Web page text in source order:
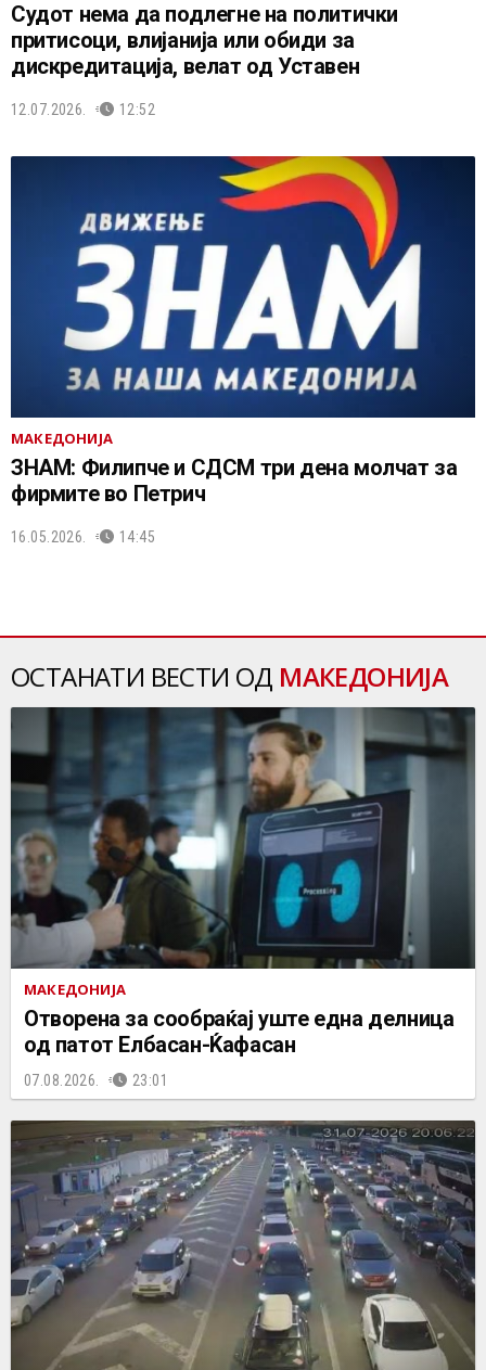
Судот нема да подлегне на политички
притисоци, влијанија или обиди за
дискредитација, велат од Уставен
12.07.2026. 12:52
МАКЕДОНИЈА
ЗНАМ: Филипче и СДСМ три дена молчат за
фирмите во Петрич
16.05.2026. 14:45
ОСТАНАТИ ВЕСТИ ОД МАКЕДОНИЈА
МАКЕДОНИЈА
Отворена за сообраќај уште една делница
од патот Елбасан-Ќафасан
07.08.2026. 23:01